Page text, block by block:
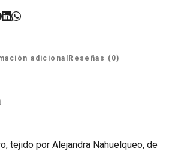
adicional Reseñas (0)
tejido por Alejandra Nahuelqueo, de